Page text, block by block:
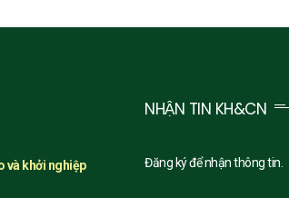
và khởi nghiệp
NHẬN TIN KH&CN
Đăng ký để nhận thông tin.